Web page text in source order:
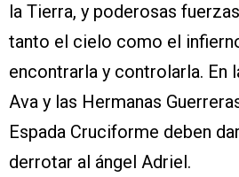
la Tierra, y poderosas
tanto el cielo como el
encontrarla y controlarla. En
Ava y las Hermanas
Espada Cruciforme deben
derrotar al ángel Adriel.